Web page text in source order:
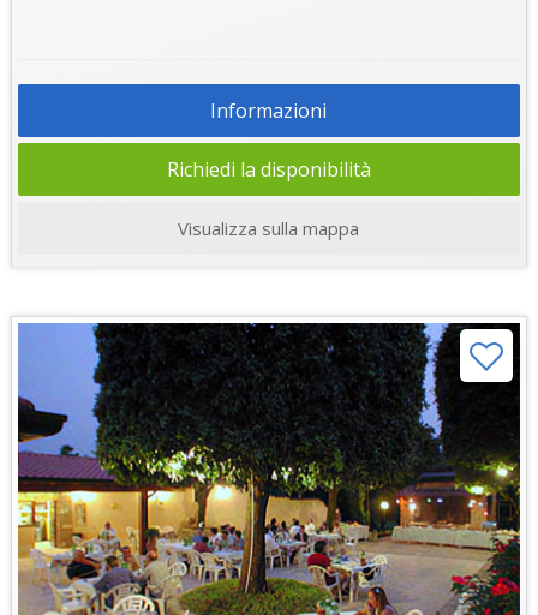
Informazioni
Richiedi la disponibilità
Visualizza sulla mappa